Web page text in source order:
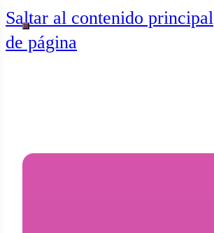
Saltar al contenido principal
de página